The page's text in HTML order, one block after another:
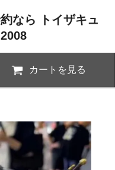
なら トイザキュ
カートを見る